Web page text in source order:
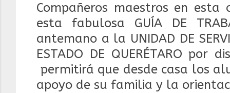
Compañeros maestros en
esta fabulosa GUÍA DE
antemano a la UNIDAD DE
ESTADO DE QUERÉTARO
permitirá que desde casa los
apoyo de su familia y la